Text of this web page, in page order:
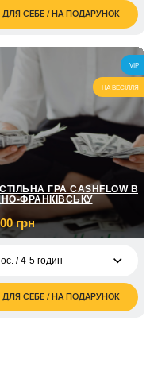
900
грн
1 800
грн
ДЛЯ СЕБЕ / НА ПОДАРУНОК
VIP
НА ВЕСІЛЛЯ
ГРА CASHFLOW В
ФРАНКІВСЬКУ
грн
/ 4-5 годин
2 000
грн
ДЛЯ СЕБЕ / НА ПОДАРУНОК